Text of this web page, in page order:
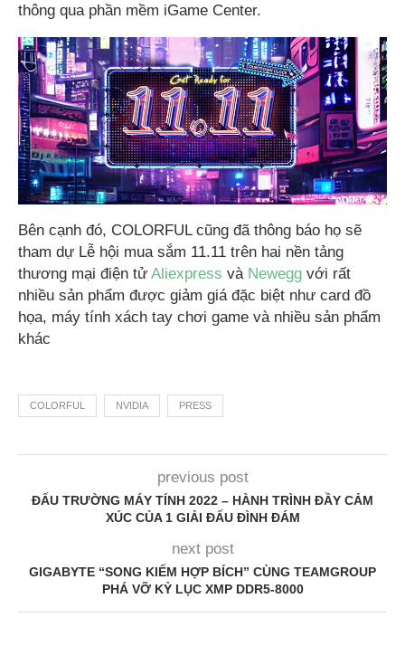
thông qua phần mềm iGame Center.
Bên cạnh đó, COLORFUL cũng đã thông báo họ sẽ
tham dự Lễ hội mua sắm 11.11 trên hai nền tảng
thương mại điện tử Aliexpress và Newegg với rất
nhiều sản phẩm được giảm giá đặc biệt như card đồ
họa, máy tính xách tay chơi game và nhiều sản phẩm
khác
COLORFUL NVIDIA PRESS
previous post
ĐẤU TRƯỜNG MÁY TÍNH 2022 – HÀNH TRÌNH ĐẦY CẢM
XÚC CỦA 1 GIẢI ĐẤU ĐÌNH ĐÁM
next post
GIGABYTE “SONG KIẾM HỢP BÍCH” CÙNG TEAMGROUP
PHÁ VỠ KỶ LỤC XMP DDR5-8000